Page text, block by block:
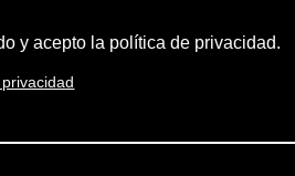
y acepto la política de privacidad.